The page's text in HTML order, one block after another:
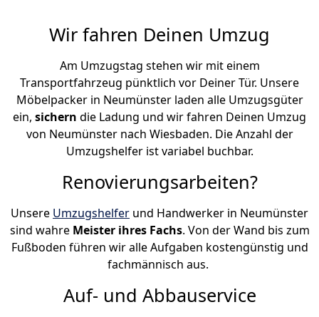
Wir fahren Deinen Umzug
Am Umzugstag stehen wir mit einem
Transportfahrzeug pünktlich vor Deiner Tür. Unsere
Möbelpacker in Neumünster laden alle Umzugsgüter
ein, sichern die Ladung und wir fahren Deinen Umzug
von Neumünster nach Wiesbaden. Die Anzahl der
Umzugshelfer ist variabel buchbar.
Renovierungsarbeiten?
Unsere Umzugshelfer und Handwerker in Neumünster
sind wahre Meister ihres Fachs. Von der Wand bis zum
Fußboden führen wir alle Aufgaben kostengünstig und
fachmännisch aus.
Auf- und Abbauservice